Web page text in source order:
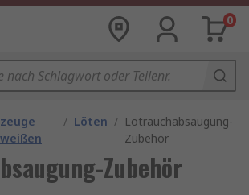
0
/ Löten / Lötrauchabsaugung-
Zubehör
Zubehör